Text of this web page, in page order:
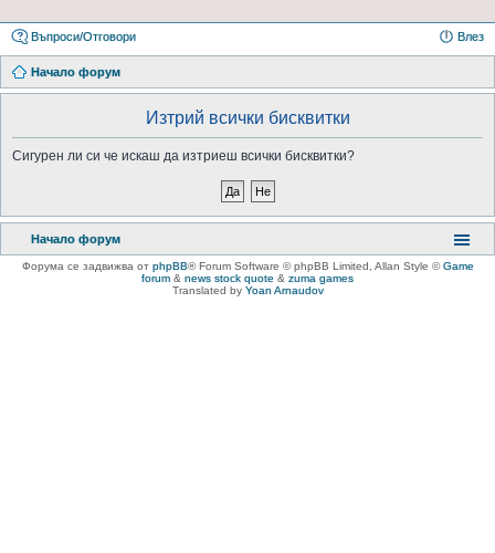
Въпроси/Отговори Влез
Начало форум
Изтрий всички бисквитки
Сигурен ли си че искаш да изтриеш всички бисквитки?
Начало форум
Форума се задвижва от phpBB® Forum Software © phpBB Limited , Allan Style ©Game
forum & news stock quote & zuma games
Translated by Yoan Arnaudov